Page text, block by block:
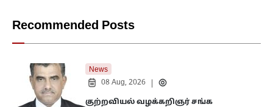
Recommended Posts
News
08 Aug, 2026
குற்றவியல் வழக்கறிஞர் சங்க